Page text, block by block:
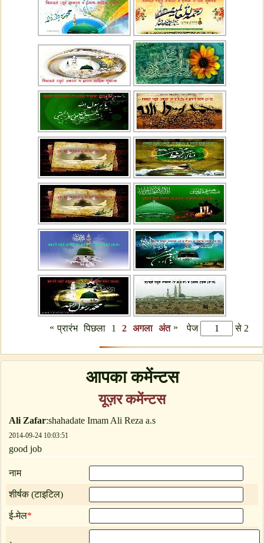
पेज से 2
« प्रारंभ पिछला 1 2 अगला अंत »
आपका कमेंन्टस
यूज़र कमेंन्टस
Ali Zafar:shahadate Imam Ali Reza a.s
2014-09-24 10:03:51
good job
नाम
शीर्षक (टाइटिल)
ई-मेल*